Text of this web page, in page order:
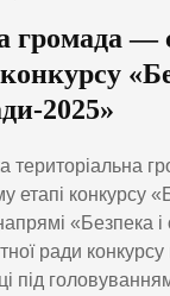
громада —
2025»
територіальна
етапі конкурсу
«Безпека
ради конкурсу
під